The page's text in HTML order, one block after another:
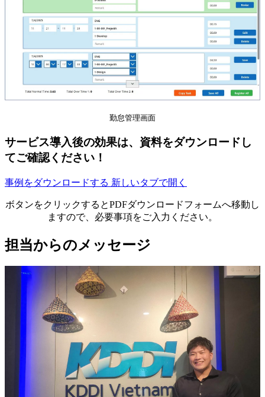
勤怠管理画面
サービス導入後の効果は、資料をダウンロードし
てご確認ください！
事例をダウンロードする 新しいタブで開く
ボタンをクリックするとPDFダウンロードフォームへ移動し
ますので、必要事項をご入力ください。
担当からのメッセージ